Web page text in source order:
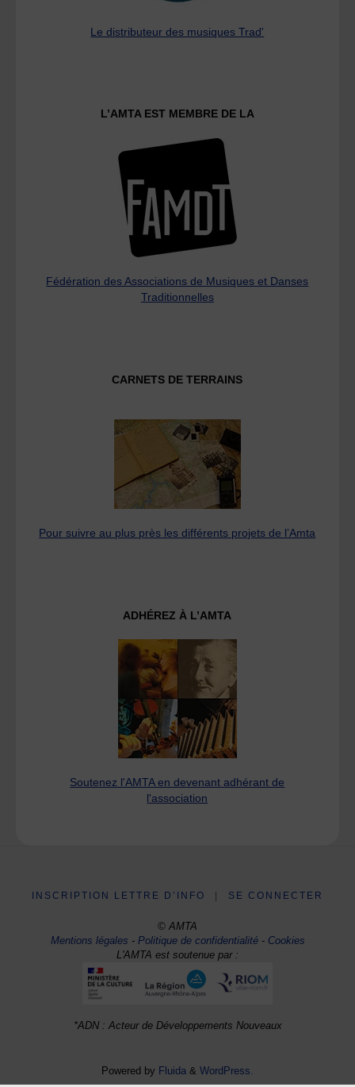
Le distributeur des musiques Trad'
L’AMTA EST MEMBRE DE LA
Fédération des Associations de Musiques et Danses
Traditionnelles
CARNETS DE TERRAINS
Pour suivre au plus près les différents projets de l’Amta
ADHÉREZ À L’AMTA
Soutenez l'AMTA en devenant adhérant de
l'association
INSCRIPTION LETTRE D’INFO SE CONNECTER
© AMTA
Mentions légales -Politique de confidentialité- Cookies
L'AMTA est soutenue par :
*ADN : Acteur de Développements Nouveaux
Powered by Fluida & WordPress.